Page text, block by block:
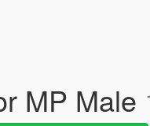
MP Male